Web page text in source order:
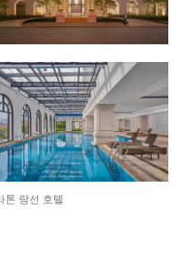
톤 랑선 호텔